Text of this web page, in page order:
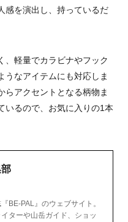
感を演出し、持っているだ
、軽量でカラビナやフック
うなアイテムにも対応しま
らアクセントとなる柄物ま
いるので、お気に入りの1本
BE-PAL』のウェブサイト。
ターや山岳ガイド、ショッ